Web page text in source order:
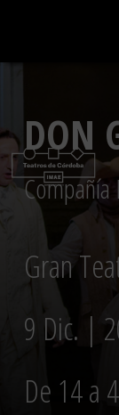
contenido
DON
Gran
9 Dic. |
De 14 a